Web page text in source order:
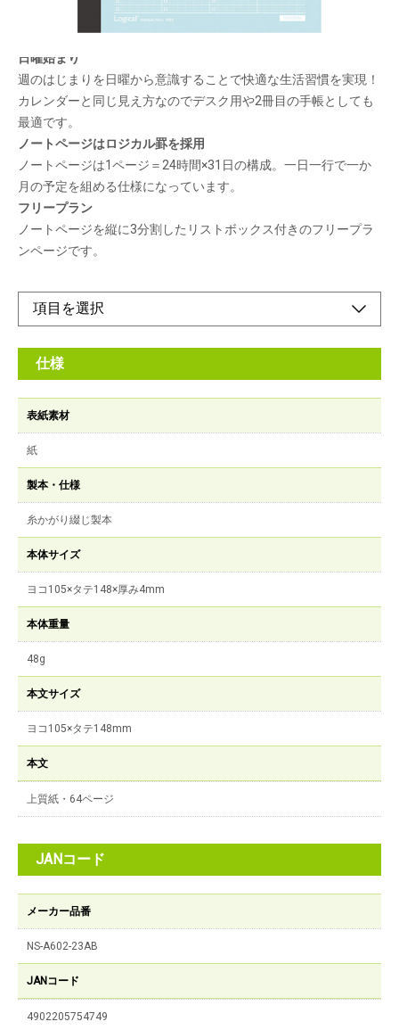
エンボス加工を施した上品な風合いの表紙が特徴のAタイプ。気
品あるペールトーンの表紙でシーンを選ばず使いやすい！
日曜始まり
週のはじまりを日曜から意識することで快適な生活習慣を実現！
カレンダーと同じ見え方なのでデスク用や2冊目の手帳としても
最適です。
ノートページはロジカル罫を採用
ノートページは1ページ＝24時間×31日の構成。一日一行で一か
月の予定を組める仕様になっています。
フリープラン
ノートページを縦に3分割したリストボックス付きのフリープラ
ンページです。
仕様
表紙素材
紙
製本・仕様
糸かがり綴じ製本
本体サイズ
ヨコ105×タテ148×厚み4mm
本体重量
48g
本文サイズ
ヨコ105×タテ148mm
本文
上質紙・64ページ
JANコード
メーカー品番
NS-A602-23AB
JANコード
4902205754749